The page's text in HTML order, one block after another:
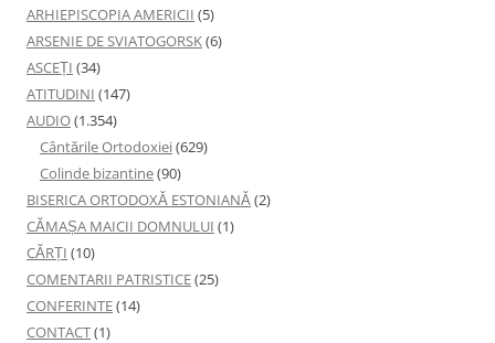
ARHIEPISCOPIA AMERICII (5)
ARSENIE DE SVIATOGORSK(6)
ASCEȚI (34)
ATITUDINI (147)
AUDIO(1.354)
Cântările Ortodoxiei(629)
Colinde bizantine(90)
BISERICA ORTODOXĂ ESTONIANĂ(2)
CĂMAȘA MAICII DOMNULUI (1)
CĂRȚI (10)
COMENTARII PATRISTICE(25)
CONFERINTE(14)
CONTACT(1)